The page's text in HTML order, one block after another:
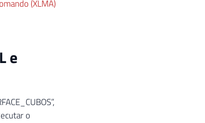
(XLMA)
e
o